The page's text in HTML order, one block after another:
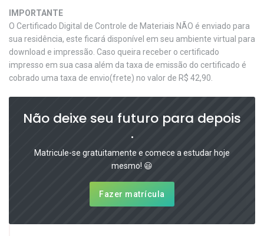
IMPORTANTE
O Certificado Digital de Controle de Materiais NÃO é enviado para
sua residência, este ficará disponível em seu ambiente virtual para
download e impressão. Caso queira receber o certificado
impresso em sua casa além da taxa de emissão do certificado é
cobrado uma taxa de envio(frete) no valor de R$ 42,90.
Não deixe seu futuro para depois
.
Matricule-se gratuitamente e comece a estudar hoje
mesmo! 😃
Fazer matrícula